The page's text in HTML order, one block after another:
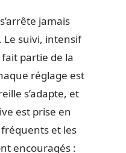
jamais
Le suivi, intensif
partie de la
réglage est
s’adapte, et
est prise en
et les
encouragés :